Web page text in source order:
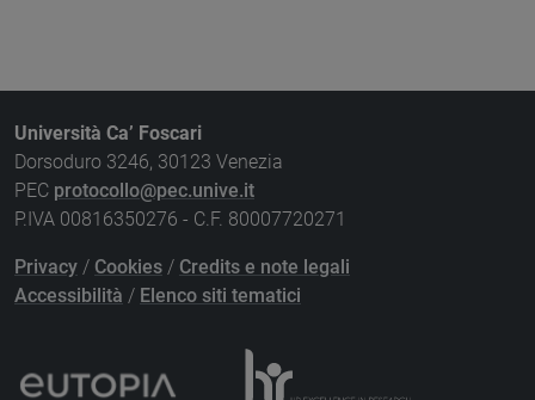
Università Ca’ Foscari
Dorsoduro 3246, 30123 Venezia
PEC protocollo@pec.unive.it
P.IVA 00816350276 - C.F. 80007720271
Privacy / Cookies / Credits e note legali
Accessibilità / Elenco siti tematici